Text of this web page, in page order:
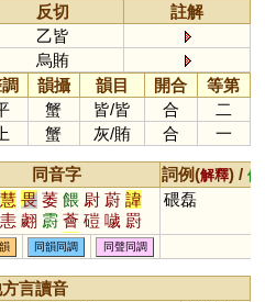
反切
註解
乙皆
烏賄
韻攝 韻目 開合
等第
蟹 皆/皆 合
二
上 蟹 灰/賄 合 一
同音字 詞例(解釋) / 備
慧 畏 萎 餵 尉 蔚 諱
恚 翽 霨 薈 磑 噦 罻
芔 腃 饖 徻 餧 薉 褽
獩 濊
碨磊
同韻同調 同聲同調
言讀音